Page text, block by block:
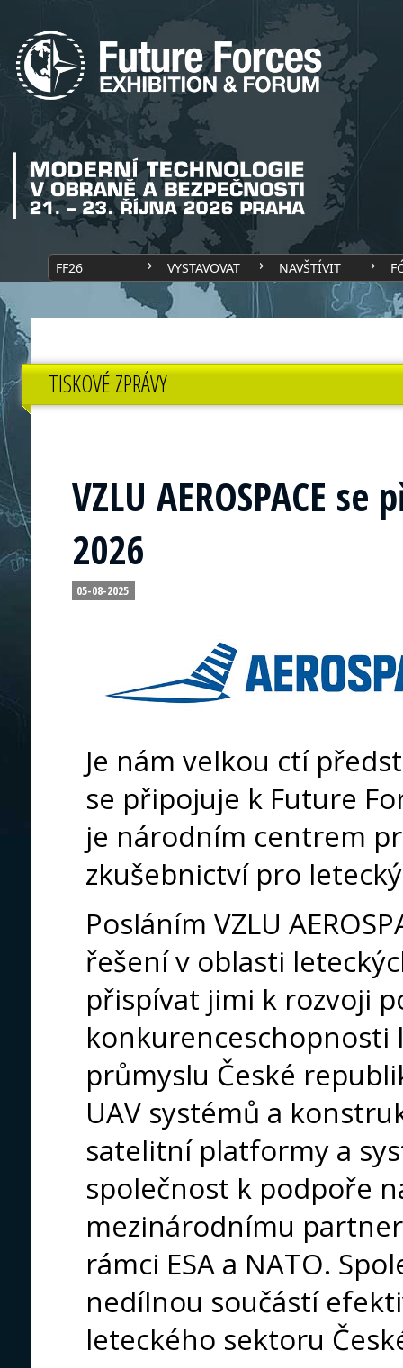
FF26 VYSTAVOVAT NAVŠTÍVIT
TISKOVÉ ZPRÁVY
VZLU AEROSPACE
2026
05-08-2025
Je nám velkou ctí
se připojuje k Future
je národním centrem
zkušebnictví pro
Posláním VZLU
řešení v oblasti
přispívat jimi k rozvoji
konkurenceschopnosti
průmyslu České
UAV systémů a
satelitní platformy a
společnost k podpoře
mezinárodnímu
rámci ESA a NATO.
nedílnou součástí
leteckého sektoru